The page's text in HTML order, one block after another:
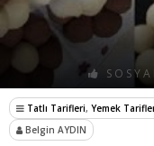
Tatlı Tarifleri, Yemek
Belgin AYDIN